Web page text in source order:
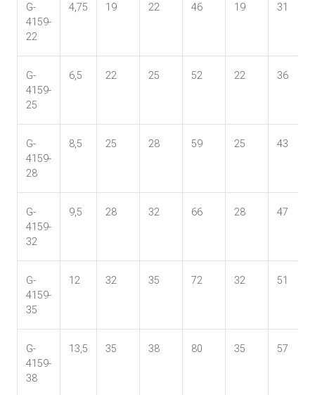
G-
4159-
22
4,75 19 22 46 19 31
G-
4159-
25
6,5 22 25 52 22 36
G-
4159-
28
8,5 25 28 59 25 43
G-
4159-
32
9,5 28 32 66 28 47
G-
4159-
35
12 32 35 72 32 51
G-
4159-
38
13,5 35 38 80 35 57